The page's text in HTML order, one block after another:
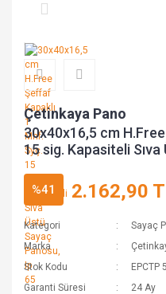
Çetinkaya Pano
30x40x16,5 cm
15 sig. Kapasiteli
%41 2.162,90
Kategori
Sayaç
Marka
Stok Kodu
EPCTP
Garanti Süresi
24 Ay